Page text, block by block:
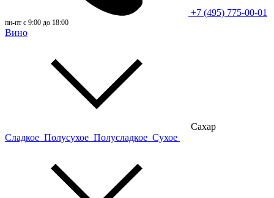
+7 (495) 775-00-01
пн-пт с 9:00 до 18:00
Вино
Сахар
Сладкое Полусухое Полусладкое Сухое